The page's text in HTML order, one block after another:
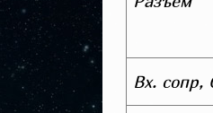
Вх. сопр,